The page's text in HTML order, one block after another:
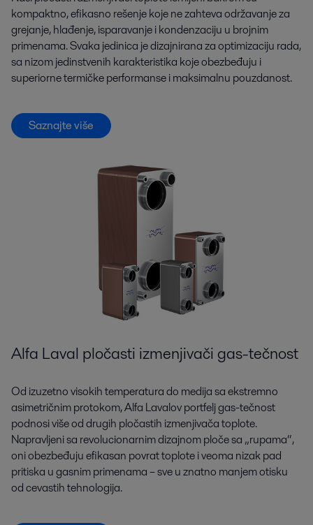
kompaktno, efikasno rešenje koje ne zahteva održavanje za
grejanje, hlađenje, isparavanje i kondenzaciju u brojnim
primenama. Svaka jedinica je dizajnirana za optimizaciju rada,
sa nizom jedinstvenih karakteristika koje obezbeđuju i
superiorne termičke performanse i maksimalnu pouzdanost.
Saznajte više
Alfa Laval pločasti izmenjivači gas-tečnost
Od izuzetno visokih temperatura do medija sa ekstremno
asimetričnim protokom, Alfa Lavalov portfelj gas-tečnost
podnosi više od drugih pločastih izmenjivača toplote.
Napravljeni sa revolucionarnim dizajnom ploče sa „rupama“,
oni obezbeđuju efikasan povrat toplote i veoma nizak pad
pritiska u gasnim primenama – sve u znatno manjem otisku
od cevastih tehnologija.